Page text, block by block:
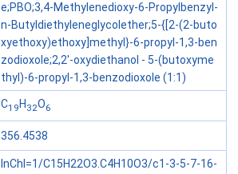
e;PBO;3,4-Methylenedioxy-6-Propylbenzyl-
n-Butyldiethyleneglycolether;5-{[2-(2-buto
xyethoxy)ethoxy]methyl}-6-propyl-1,3-ben
zodioxole;2,2'-oxydiethanol - 5-(butoxyme
thyl)-6-propyl-1,3-benzodioxole (1:1)
C19 H 32O6
356.4538
InChI=1/C15H22O3.C4H10O3/c1-3-5-7-16-